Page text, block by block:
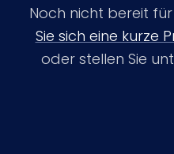
Noch nicht bereit
Sie sich eine kurze
oder stellen Sie